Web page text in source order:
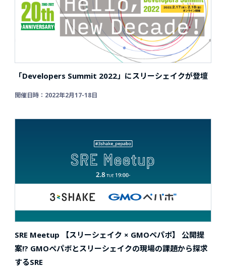
「Developers Summit 2022」にスリーシェイクが登壇
開催日時：2022年2月17-18日
SRE Meetup 【スリーシェイク × GMOペパボ】
公開提
案!? GMOペパボとスリーシェイクの現場の課題から探求
するSRE